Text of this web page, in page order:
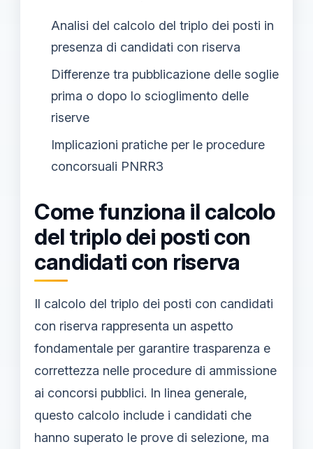
Analisi del calcolo del triplo dei posti in
presenza di candidati con riserva
Differenze tra pubblicazione delle soglie
prima o dopo lo scioglimento delle
riserve
Implicazioni pratiche per le procedure
concorsuali PNRR3
Come funziona il calcolo
del triplo dei posti con
candidati con riserva
Il calcolo del triplo dei posti con candidati
con riserva rappresenta un aspetto
fondamentale per garantire trasparenza e
correttezza nelle procedure di ammissione
ai concorsi pubblici. In linea generale,
questo calcolo include i candidati che
hanno superato le prove di selezione, ma